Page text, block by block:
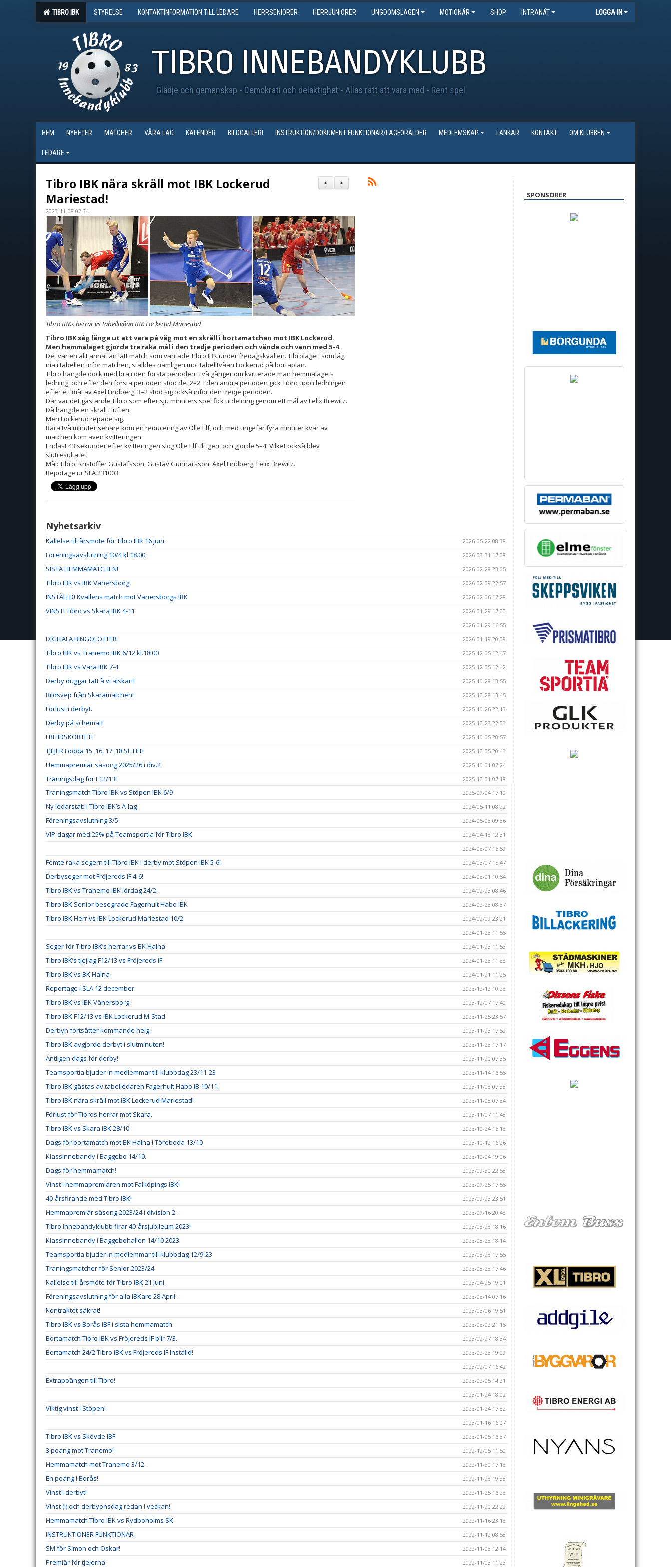
TIBRO IBK STYRELSE KONTAKTINFORMATION TILL LEDARE HERRSENIORER HERRJUNIORER UNGDOMSLAGEN MOTIONÄR SHOP INTRANÄT LOGGA IN
TIBRO INNEBANDYKLUBB
Glädje och gemenskap - Demokrati och delaktighet - Allas rätt att vara med - Rent spel
HEM NYHETER MATCHER VÅRA LAG KALENDER BILDGALLERI INSTRUKTION/DOKUMENT FUNKTIONÄR/LAGFÖRÄLDER MEDLEMSKAP LÄNKAR KONTAKT OM KLUBBEN
LEDARE
>
<
Tibro IBK nära skräll mot IBK Lockerud
Mariestad!
2023-11-08 07:34
Tibro IBKs herrar vs tabelltvåan IBK Lockerud Mariestad
Tibro IBK såg länge ut att vara på väg mot en skräll i bortamatchen mot IBK Lockerud.
Men hemmalaget gjorde tre raka mål i den tredje perioden och vände och vann med 5–4.
Det var en allt annat än lätt match som väntade Tibro IBK under fredagskvällen. Tibrolaget, som låg
nia i tabellen inför matchen, ställdes nämligen mot tabelltvåan Lockerud på bortaplan.
Tibro hängde dock med bra i den första perioden. Två gånger om kvitterade man hemmalagets
ledning, och efter den första perioden stod det 2–2. I den andra perioden gick Tibro upp i ledningen
efter ett mål av Axel Lindberg. 3–2 stod sig också inför den tredje perioden.
Där var det gästande Tibro som efter sju minuters spel fick utdelning genom ett mål av Felix Brewitz.
Då hängde en skräll i luften.
Men Lockerud repade sig.
Bara två minuter senare kom en reducering av Olle Elf, och med ungefär fyra minuter kvar av
matchen kom även kvitteringen.
Endast 43 sekunder efter kvitteringen slog Olle Elf till igen, och gjorde 5–4. Vilket också blev
slutresultatet.
Mål: Tibro: Kristoffer Gustafsson, Gustav Gunnarsson, Axel Lindberg, Felix Brewitz.
Repotage ur SLA 231003
Nyhetsarkiv
Kallelse till årsmöte för Tibro IBK 16 juni. 2026-05-22 08:38
Föreningsavslutning 10/4 kl.18.00 2026-03-31 17:08
SISTA HEMMAMATCHEN! 2026-02-28 23:05
Tibro IBK vs IBK Vänersborg. 2026-02-09 22:57
INSTÄLLD! Kvällens match mot Vänersborgs IBK 2026-02-06 17:28
VINST! Tibro vs Skara IBK 4-11
2026-01-29 17:00
2026-01-29 16:55
DIGITALA BINGOLOTTER 2026-01-19 20:09
Tibro IBK vs Tranemo IBK 6/12 kl.18.00 2025-12-05 12:47
Tibro IBK vs Vara IBK 7-4 2025-12-05 12:42
Derby duggar tätt å vi älskart! 2025-10-28 13:55
Bildsvep från Skaramatchen! 2025-10-28 13:45
Förlust i derbyt. 2025-10-26 22:13
Derby på schemat! 2025-10-23 22:03
FRITIDSKORTET! 2025-10-05 20:57
TJEJER Födda 15, 16, 17, 18 SE HIT! 2025-10-05 20:43
Hemmapremiär säsong 2025/26 i div.2 2025-10-01 07:24
Träningsdag för F12/13! 2025-10-01 07:18
Träningsmatch Tibro IBK vs Stöpen IBK 6/9 2025-09-04 17:10
Ny ledarstab i Tibro IBK’s A-lag 2024-05-11 08:22
Föreningsavslutning 3/5 2024-05-03 09:36
VIP-dagar med 25% på Teamsportia för Tibro IBK
2024-04-18 12:31
2024-03-07 15:59
Femte raka segern till Tibro IBK i derby mot Stöpen IBK 5-6! 2024-03-07 15:47
Derbyseger mot Fröjereds IF 4-6! 2024-03-01 10:54
Tibro IBK vs Tranemo IBK lördag 24/2. 2024-02-23 08:46
Tibro IBK Senior besegrade Fagerhult Habo IBK 2024-02-23 08:37
Tibro IBK Herr vs IBK Lockerud Mariestad 10/2
2024-02-09 23:21
2024-01-23 11:55
Seger för Tibro IBK’s herrar vs BK Halna 2024-01-23 11:53
Tibro IBK’s tjejlag F12/13 vs Fröjereds IF 2024-01-23 11:38
Tibro IBK vs BK Halna 2024-01-21 11:25
Reportage i SLA 12 december. 2023-12-12 10:23
Tibro IBK vs IBK Vänersborg 2023-12-07 17:40
Tibro IBK F12/13 vs IBK Lockerud M-Stad 2023-11-25 23:57
Derbyn fortsätter kommande helg. 2023-11-23 17:59
Tibro IBK avgjorde derbyt i slutminuten! 2023-11-23 17:17
Äntligen dags för derby! 2023-11-20 07:35
Teamsportia bjuder in medlemmar till klubbdag 23/11-23 2023-11-14 16:55
Tibro IBK gästas av tabelledaren Fagerhult Habo IB 10/11. 2023-11-08 07:38
Tibro IBK nära skräll mot IBK Lockerud Mariestad! 2023-11-08 07:34
Förlust för Tibros herrar mot Skara. 2023-11-07 11:48
Tibro IBK vs Skara IBK 28/10 2023-10-24 15:13
Dags för bortamatch mot BK Halna i Töreboda 13/10 2023-10-12 16:26
Klassinnebandy i Baggebo 14/10. 2023-10-04 19:06
Dags för hemmamatch! 2023-09-30 22:58
Vinst i hemmapremiären mot Falköpings IBK! 2023-09-25 17:55
40-årsfirande med Tibro IBK! 2023-09-23 23:51
Hemmapremiär säsong 2023/24 i division 2. 2023-09-16 20:48
Tibro Innebandyklubb firar 40-årsjubileum 2023! 2023-08-28 18:16
Klassinnebandy i Baggebohallen 14/10 2023 2023-08-28 18:14
Teamsportia bjuder in medlemmar till klubbdag 12/9-23 2023-08-28 17:55
Träningsmatcher för Senior 2023/24 2023-08-28 17:46
Kallelse till årsmöte för Tibro IBK 21 juni. 2023-04-25 19:01
Föreningsavslutning för alla IBKare 28 April. 2023-03-14 07:16
Kontraktet säkrat! 2023-03-06 19:51
Tibro IBK vs Borås IBF i sista hemmamatch. 2023-03-02 21:15
Bortamatch Tibro IBK vs Fröjereds IF blir 7/3. 2023-02-27 18:34
Bortamatch 24/2 Tibro IBK vs Fröjereds IF Inställd!
2023-02-23 19:09
2023-02-07 16:42
Extrapoängen till Tibro!
2023-02-05 14:21
2023-01-24 18:02
Viktig vinst i Stöpen!
2023-01-24 17:32
2023-01-16 16:07
Tibro IBK vs Skövde IBF 2023-01-05 16:37
3 poäng mot Tranemo! 2022-12-05 11:50
Hemmamatch mot Tranemo 3/12. 2022-11-30 17:13
En poäng i Borås! 2022-11-28 19:38
Vinst i derbyt! 2022-11-25 16:23
Vinst (!) och derbyonsdag redan i veckan! 2022-11-20 22:29
Hemmamatch Tibro IBK vs Rydboholms SK 2022-11-16 23:13
INSTRUKTIONER FUNKTIONÄR 2022-11-12 08:58
SM för Simon och Oskar! 2022-11-03 12:14
Premiär för tjejerna 2022-11-03 11:23
SPONSORER